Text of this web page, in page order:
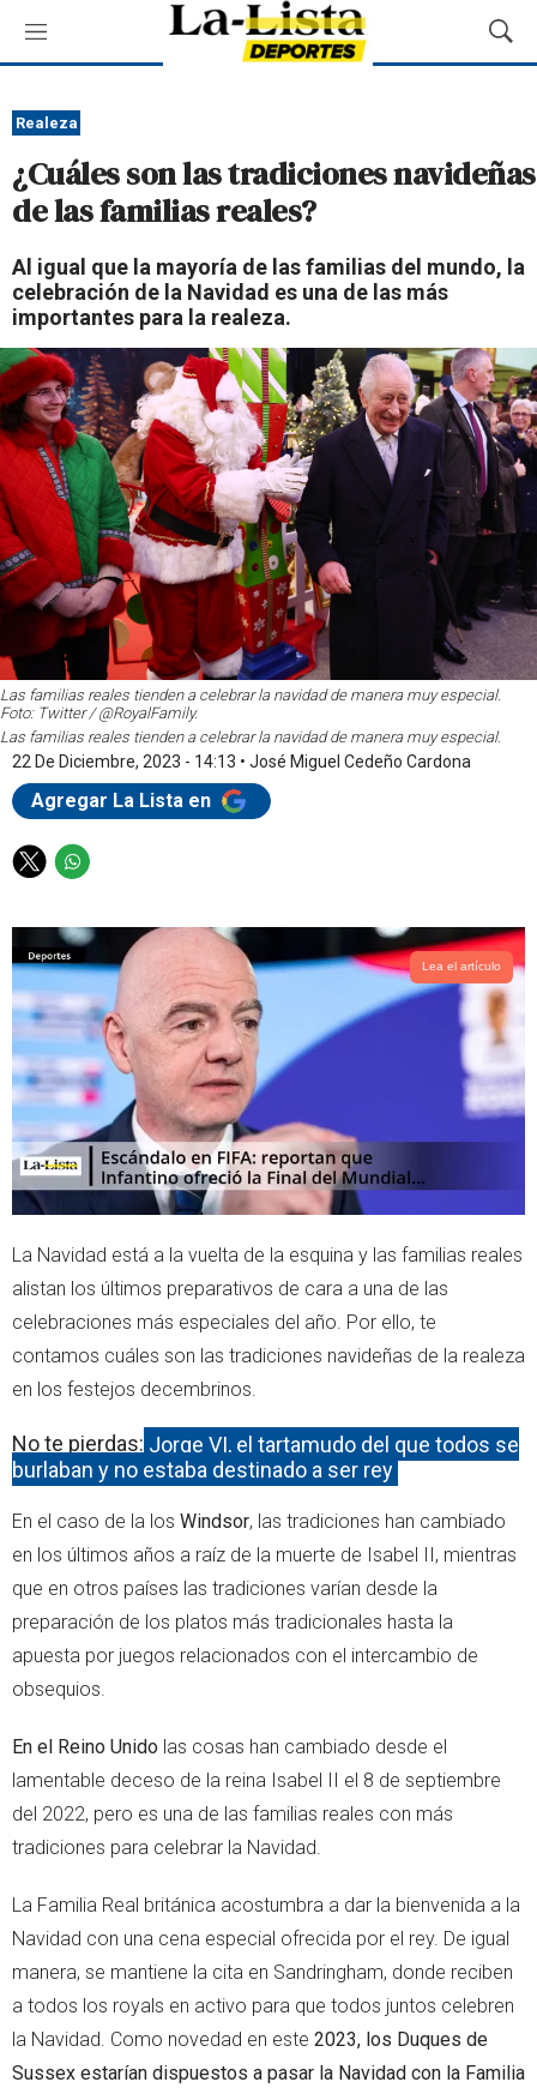
M
e
ú
M
o
a
r
s
e
d
a
Realeza
¿Cuáles son las tradiciones navideñas
de las familias reales?
Al igual que la mayoría de las familias del mundo, la
celebración de la Navidad es una de las más
importantes para la realeza.
Las familias reales tienden a celebrar la navidad de manera muy especial.
Foto: Twitter / @RoyalFamily.
Las familias reales tienden a celebrar la navidad de manera muy especial.
22 De Diciembre, 2023 - 14:13 • José Miguel Cedeño Cardona
Agregar La Lista en
T
i
t
t
e
r
W
a
t
s
a
p
p
Lea el artículo
La Navidad está a la vuelta de la esquina y las familias reales
alistan los últimos preparativos de cara a una de las
celebraciones más especiales del año. Por ello, te
contamos cuáles son las tradiciones navideñas de la realeza
en los festejos decembrinos.
No te pierdas: Jorge VI, el tartamudo del que todos se
burlaban y no estaba destinado a ser rey
En el caso de la los Windsor, las tradiciones han cambiado
en los últimos años a raíz de la muerte de Isabel II, mientras
que en otros países las tradiciones varían desde la
preparación de los platos más tradicionales hasta la
apuesta por juegos relacionados con el intercambio de
obsequios.
En el Reino Unido las cosas han cambiado desde el
lamentable deceso de la reina Isabel II el 8 de septiembre
del 2022, pero es una de las familias reales con más
tradiciones para celebrar la Navidad.
La Familia Real británica acostumbra a dar la bienvenida a la
Navidad con una cena especial ofrecida por el rey. De igual
manera, se mantiene la cita en Sandringham, donde reciben
a todos los royals en activo para que todos juntos celebren
la Navidad. Como novedad en este 2023, los Duques de
Sussex estarían dispuestos a pasar la Navidad con la Familia